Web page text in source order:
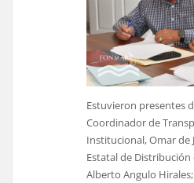
Estuvieron presentes
Coordinador de
Institucional, Omar de
Estatal de Distribución
Alberto Angulo